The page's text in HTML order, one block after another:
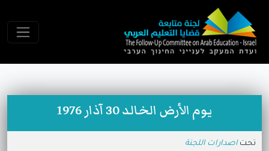
يوم الأرض الخالد 30 آذار 1976
تحت اصدارات اللجنة